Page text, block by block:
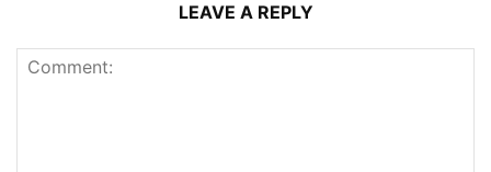
LEAVE A REPLY